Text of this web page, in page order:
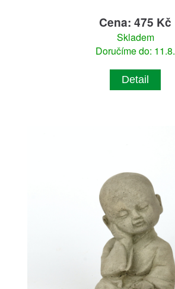
Cena: 475 Kč
Skladem
Doručíme do: 11.8.
Detail